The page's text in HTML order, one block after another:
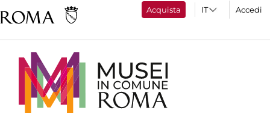
Acquista Accedi